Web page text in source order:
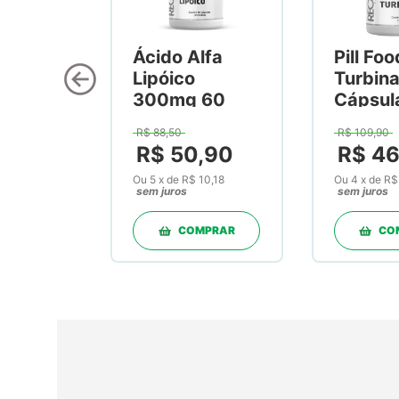
Ácido Alfa
Lipóico
300mg 60
R$ 88,50
R$ 50,90
Ou 5 x de R$ 10,18
sem juros
COMPRAR
Pill
R$ 109,90
R$ 46
Ou4 x de
sem juros